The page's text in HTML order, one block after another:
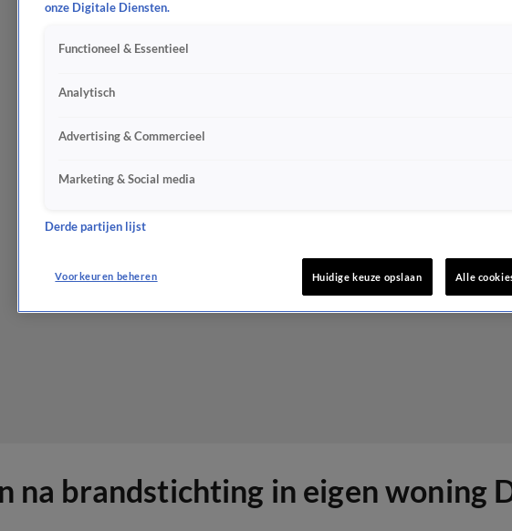
na brandstichting in eigen woning
onze Digitale Diensten.
Functioneel & Essentieel
Analytisch
Advertising & Commercieel
Marketing & Social media
Derde partijen lijst
Voorkeuren beheren Huidige keuze opslaan Alle